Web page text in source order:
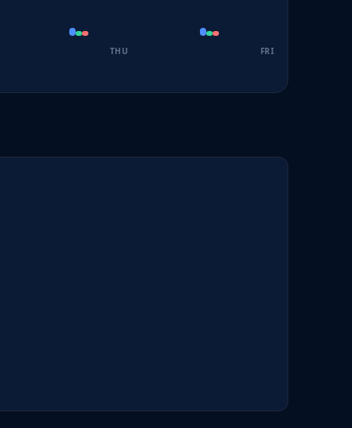
THU FRI